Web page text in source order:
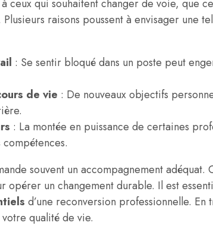
à ceux qui souhaitent changer de voie, que
raisons poussent à envisager une
: Se sentir bloqué dans un poste peut
de vie : De nouveaux objectifs
: La montée en puissance de certaines
souvent un accompagnement
opérer un changement durable. Il est
d’une reconversion professionnelle. En
qualité de vie.